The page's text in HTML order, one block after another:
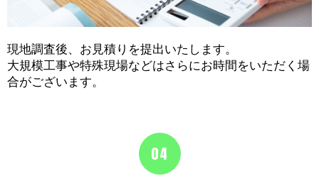
現地調査後、お見積りを提出いたします。
大規模工事や特殊現場などはさらにお時間をいただく場
合がございます。
04